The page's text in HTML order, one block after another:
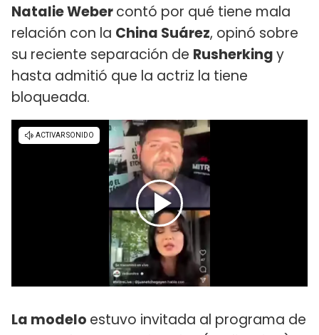
Natalie Webercontó por qué tiene mala
relación con la China Suárez, opinó sobre
su reciente separación de Rusherkingy
hasta admitió que la actriz la tiene
bloqueada.
La modelo estuvo invitada al programa de